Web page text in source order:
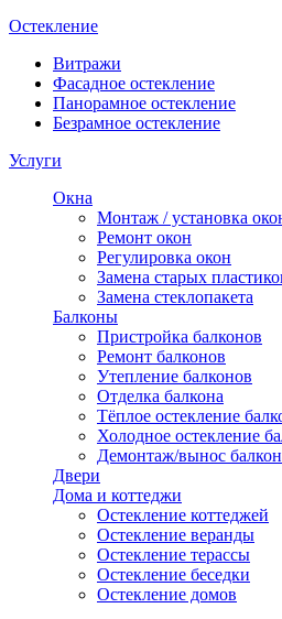
Остекление
Витражи
Фасадное остекление
Панорамное остекление
Безрамное остекление
Услуги
Окна
Монтаж / установка
Ремонт окон
Регулировка окон
Замена старых
Замена стеклопакета
Балконы
Пристройка балконов
Ремонт балконов
Утепление балконов
Отделка балкона
Тёплое остекление
Холодное остекление
Демонтаж/вынос
Двери
Дома и коттеджи
Остекление коттеджей
Остекление веранды
Остекление терассы
Остекление беседки
Остекление домов